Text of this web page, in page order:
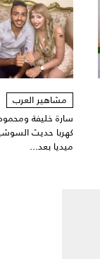
مشاهير العرب
سارة خليفة
كهربا حديث
ميديا بعد...